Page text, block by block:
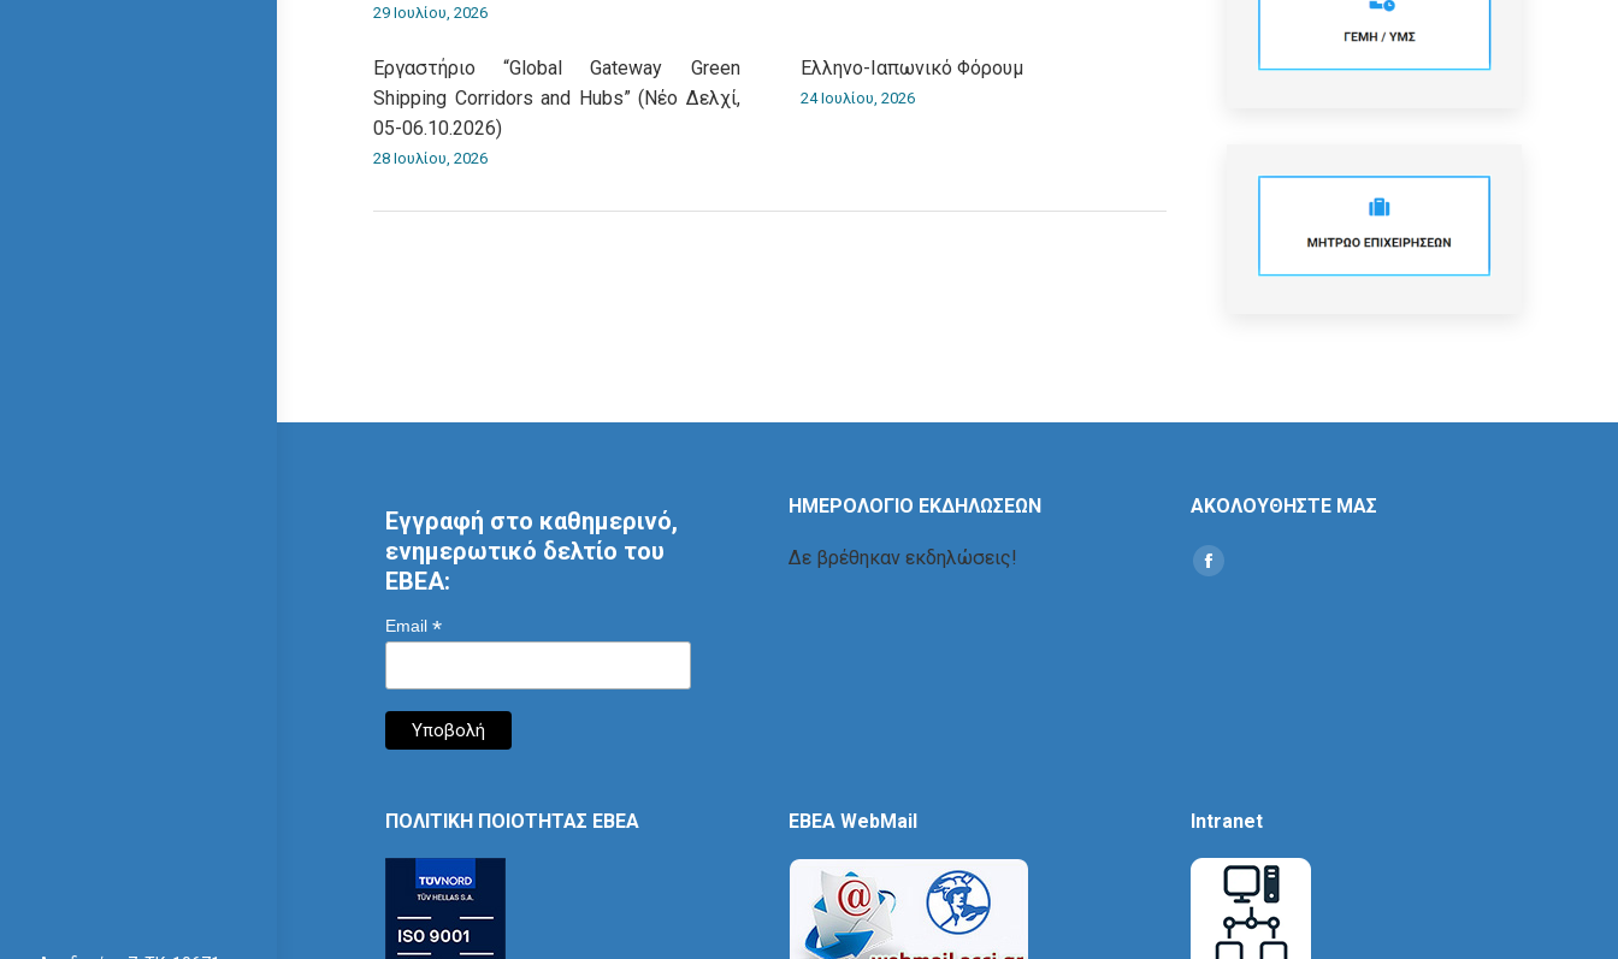
29 Ιουλίου, 2026
Εργαστήριο “Global Gateway Green
Shipping Corridors and Hubs” (Νέο Δελχί,
05-06.10.2026)
28 Ιουλίου, 2026
Ελληνο-Iαπωνικό Φόρουμ
24 Ιουλίου, 2026
Εγγραφή στο καθημερινό,
ενημερωτικό δελτίο του
ΕΒΕΑ:
Email *
ΗΜΕΡΟΛΟΓΙΟ ΕΚΔΗΛΩΣΕΩΝ
Δε βρέθηκαν εκδηλώσεις!
ΑΚΟΛΟΥΘΗΣΤΕ ΜΑΣ
Find us on:
Social
ΠΟΛΙΤΙΚΗ ΠΟΙΟΤΗΤΑΣ ΕΒΕΑ EBEA WebMail Intranet